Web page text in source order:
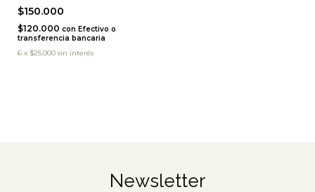
$150.000
$120.000 con Efectivo o
transferencia bancaria
6 x $25.000 sin interés
Newsletter